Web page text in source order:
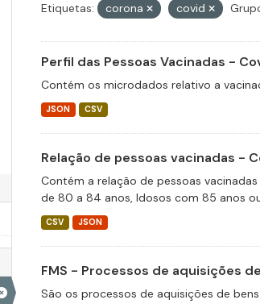
Etiquetas: corona covid
Perfil das Pessoas Vacinadas -
Contém os microdados relativo a
JSON CSV
Relação de pessoas vacinadas -
Contém a relação de pessoas
de 80 a 84 anos, Idosos com 85 anos
CSV JSON
FMS - Processos de aquisições
São os processos de aquisições de